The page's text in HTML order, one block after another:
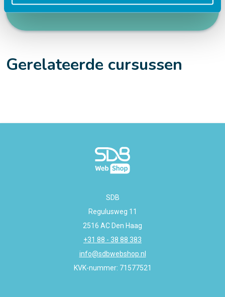
Gerelateerde cursussen
SDB
Regulusweg 11
2516 AC Den Haag
+31 88 - 38 88 383
info@sdbwebshop.nl
KVK-nummer: 71577521